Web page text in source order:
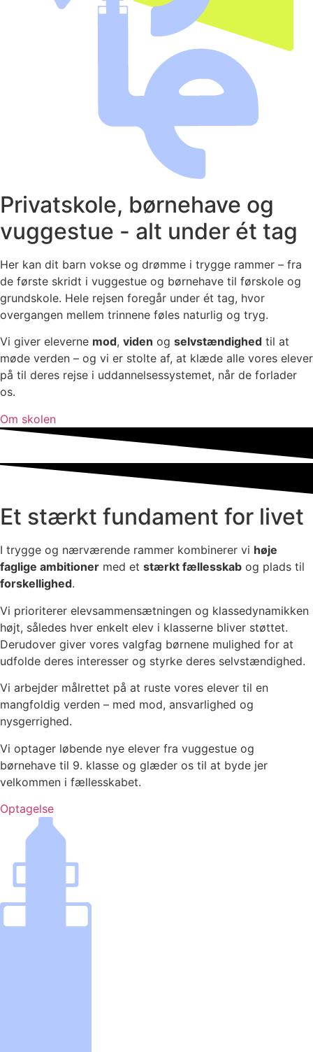
Privatskole, børnehave og
vuggestue - alt under ét tag
Her kan dit barn vokse og drømme i trygge rammer – fra
de første skridt i vuggestue og børnehave til førskole og
grundskole. Hele rejsen foregår under ét tag, hvor
overgangen mellem trinnene føles naturlig og tryg.
Vi giver eleverne mod, viden og selvstændighed til at
møde verden – og vi er stolte af, at klæde alle vores elever
på til deres rejse i uddannelsessystemet, når de forlader
os.
Om skolen
Et stærkt fundament for livet
I trygge og nærværende rammer kombinerer vi høje
faglige ambitioner med et stærkt fællesskab og plads til
forskellighed.
Vi prioriterer elevsammensætningen og klassedynamikken
højt, således hver enkelt elev i klasserne bliver støttet.
Derudover giver vores valgfag børnene mulighed for at
udfolde deres interesser og styrke deres selvstændighed.
Vi arbejder målrettet på at ruste vores elever til en
mangfoldig verden – med mod, ansvarlighed og
nysgerrighed.
Vi optager løbende nye elever fra vuggestue og
børnehave til 9. klasse og glæder os til at byde jer
velkommen i fællesskabet.
Optagelse